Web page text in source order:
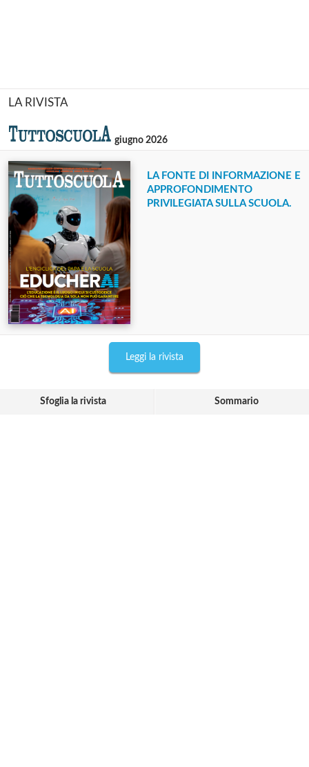
LA RIVISTA
giugno 2026
LA FONTE DI INFORMAZIONE E
APPROFONDIMENTO
PRIVILEGIATA SULLA SCUOLA.
Leggi la rivista
Sfoglia la rivista Sommario